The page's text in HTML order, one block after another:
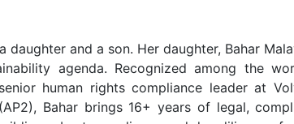
and a son. Her daughter, Bahar
agenda. Recognized among the
human rights compliance leader at
Bahar brings 16+ years of legal,